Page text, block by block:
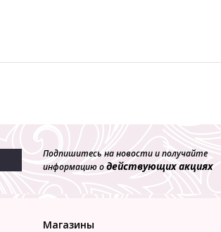
Подпишитесь на новости и получайте
информацию одействующих акциях
Магазины